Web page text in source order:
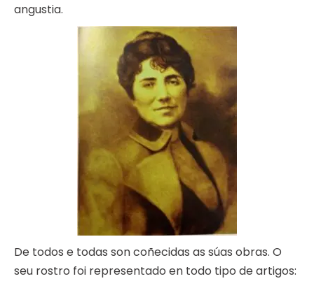
angustia.
De todos e todas son coñecidas as súas obras. O
seu rostro foi representado en todo tipo de artigos: